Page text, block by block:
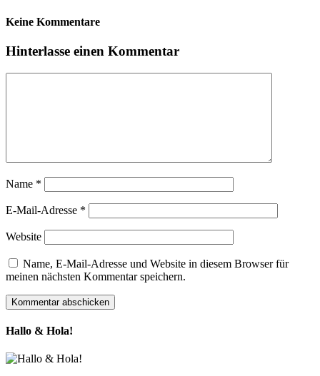
Keine Kommentare
Hinterlasse einen Kommentar
Name *
E-Mail-Adresse *
Website
Name, E-Mail-Adresse und Website in diesem Browser für
meinen nächsten Kommentar speichern.
Hallo & Hola!